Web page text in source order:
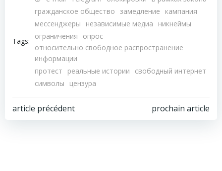
Tags:
гражданское общество замедление
кампания
мессенджеры
независимые медиа
никнеймы
ограничения
опрос
относительно свободное распространение
информации
протест
реальные истории
свободный интернет
символы
цензура
Навигация
article précédent
Навигация
prochain article